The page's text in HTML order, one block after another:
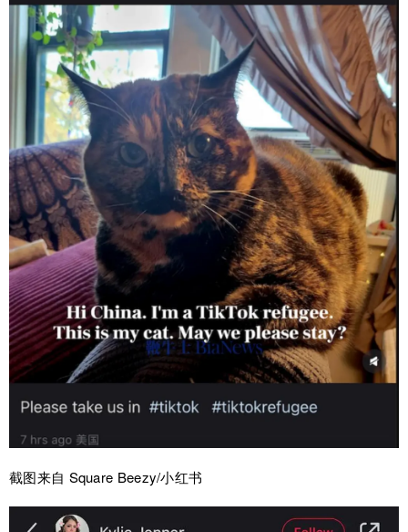
截图来自 Square Beezy/小红书